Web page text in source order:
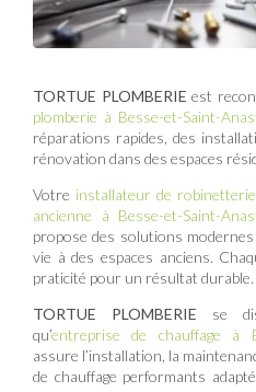
TORTUE PLOMBERIE est
plomberie à Besse-et-Saint-
réparations rapides, des
rénovation dans des espaces
Votre installateur de
ancienne à Besse-et-Saint-
propose des solutions
vie à des espaces anciens.
praticité pour un résultat durable.
TORTUE PLOMBERIE se
qu’entreprise de chauffage à
assure l’installation, la
de chauffage performants